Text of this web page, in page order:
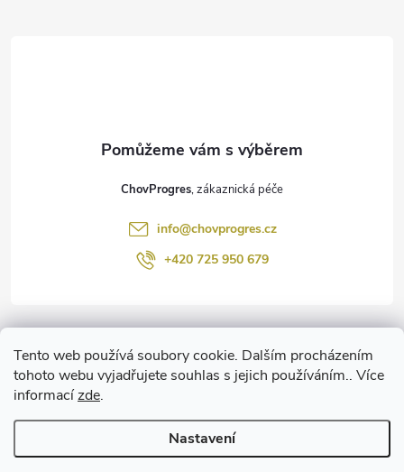
Tento web používá soubory cookie. Dalším procházením
tohoto webu vyjadřujete souhlas s jejich používáním.. Více
informacízde.
Nastavení
ChovProgres
info@chovprogres.cz
+420 725 950 679
Copyright 2026ChovProgres.cz. Všechna práva vyhrazena.Upravit